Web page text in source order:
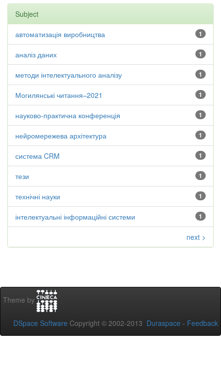
Subject
1
автоматизація виробництва
1
аналіз даних
1
методи інтелектуального аналізу
1
Могилянські читання–2021
1
науково-практична конференція
1
нейромережева архітектура
1
система CRM
1
тези
1
технічні науки
1
інтелектуальні інформаційні системи
next >
Theme by
DSpace Software Copyright © 2002-2013 Duraspace - Feedback